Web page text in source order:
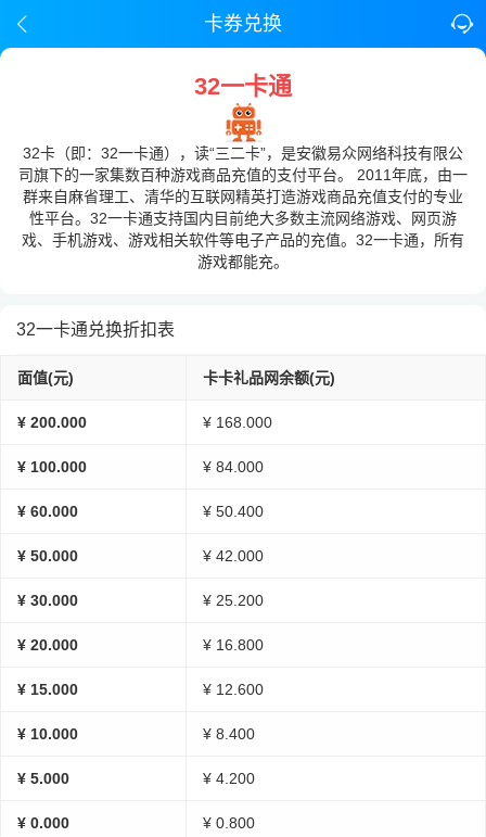
卡券兑换
32一卡通
32卡（即：32一卡通），读“三二卡”，是安徽易众网络科技有限公
司旗下的一家集数百种游戏商品充值的支付平台。 2011年底，由一
群来自麻省理工、清华的互联网精英打造游戏商品充值支付的专业
性平台。32一卡通支持国内目前绝大多数主流网络游戏、网页游
戏、手机游戏、游戏相关软件等电子产品的充值。32一卡通，所有
游戏都能充。
32一卡通兑换折扣表
面值(元) 卡卡礼品网余额(元)
¥ 200.000 ¥ 168.000
¥ 100.000 ¥ 84.000
¥ 60.000 ¥ 50.400
¥ 50.000 ¥ 42.000
¥ 30.000 ¥ 25.200
¥ 20.000 ¥ 16.800
¥ 15.000 ¥ 12.600
¥ 10.000 ¥ 8.400
¥ 5.000 ¥ 4.200
¥ 0.000 ¥ 0.800